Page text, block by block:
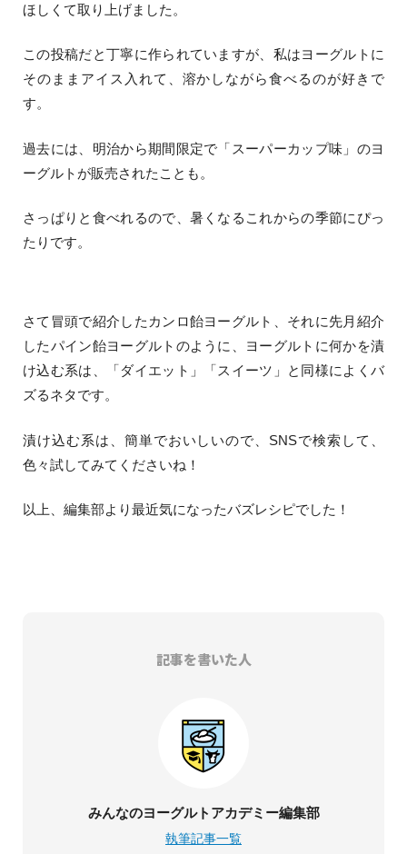
ほしくて取り上げました。
この投稿だと丁寧に作られていますが、私はヨーグルトに
そのままアイス入れて、溶かしながら食べるのが好きで
す。
過去には、明治から期間限定で 「スーパーカップ味」のヨ
ーグルト が販売されたことも。
さっぱりと食べれるので、暑くなるこれからの季節にぴっ
たりです。
さて冒頭で紹介したカンロ飴ヨーグルト、それに先月紹介
したパイン飴ヨーグルトのように、ヨーグルトに何かを漬
け込む系は、「ダイエット」「スイーツ」と同様によくバ
ズるネタです。
漬け込む系は、簡単でおいしいので、SNSで検索して、
色々試してみてくださいね！
以上、編集部より最近気になったバズレシピでした！
記事を書いた人
みんなのヨーグルトアカデミー編集部
執筆記事一覧